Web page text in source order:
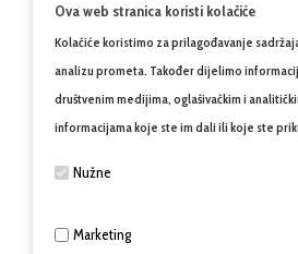
Ova web stranica koristi kolačiće
Kolačiće koristimo za prilagođavanje
analizu prometa. Također dijelimo
društvenim medijima, oglašivačkim i
informacijama koje ste im dali ili koje ste
Nužne
Marketing